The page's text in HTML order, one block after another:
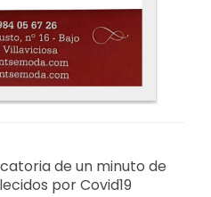
de un minuto de
por Covid19